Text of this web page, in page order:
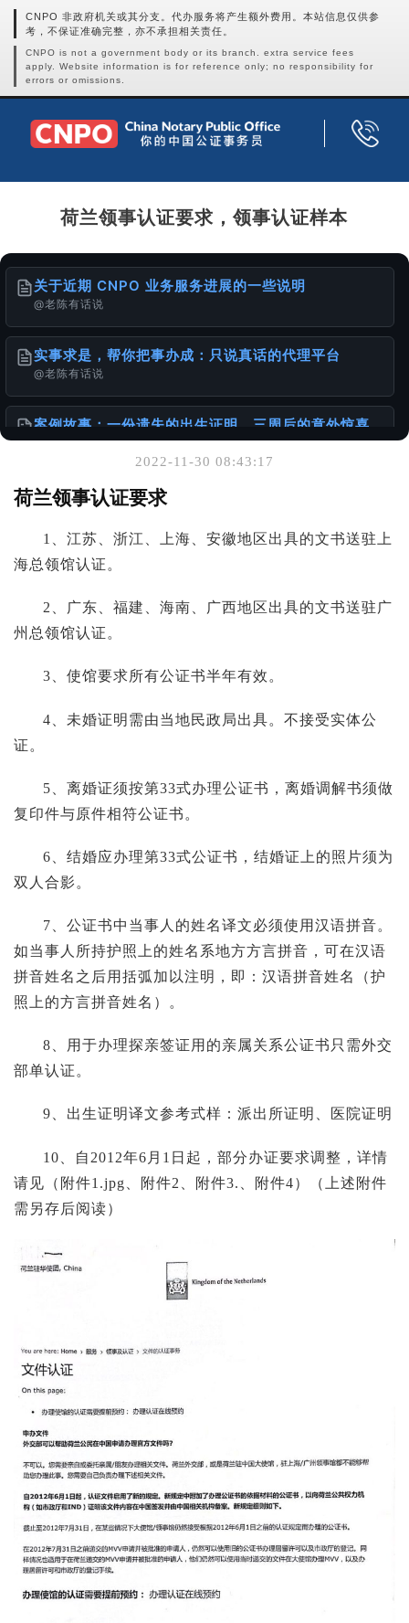
CNPO 非政府机关或其分支。代办服务将产生额外费用。本站信息仅供参
考，不保证准确完整，亦不承担相关责任。
CNPO is not a government body or its branch. extra service fees
apply. Website information is for reference only; no responsibility for
errors or omissions.
荷兰领事认证要求，领事认证样本
关于近期 CNPO 业务服务进展的一些说明
@老陈有话说
实事求是，帮你把事办成：只说真话的代理平台
@老陈有话说
案例故事：一份遗失的出生证明，三周后的意外惊喜
@老陈有话说
你可能也喜欢
攻略
@老陈有话说
“Apostille”中文译名的演变
@老陈有话说
请珍惜和妥善保存自己的重要材料
2022-11-30 08:43:17
荷兰领事认证要求
1、江苏、浙江、上海、安徽地区出具的文书送驻上
海总领馆认证。
2、广东、福建、海南、广西地区出具的文书送驻广
州总领馆认证。
3、使馆要求所有公证书半年有效。
4、未婚证明需由当地民政局出具。不接受实体公
证。
5、离婚证须按第33式办理公证书，离婚调解书须做
复印件与原件相符公证书。
6、结婚应办理第33式公证书，结婚证上的照片须为
双人合影。
7、公证书中当事人的姓名译文必须使用汉语拼音。
如当事人所持护照上的姓名系地方方言拼音，可在汉语
拼音姓名之后用括弧加以注明，即：汉语拼音姓名（护
照上的方言拼音姓名）。
8、用于办理探亲签证用的亲属关系公证书只需外交
部单认证。
9、出生证明译文参考式样：派出所证明、医院证明
10、自2012年6月1日起，部分办证要求调整，详情
请见（附件1.jpg、附件2、附件3.、附件4）（上述附件
需另存后阅读）